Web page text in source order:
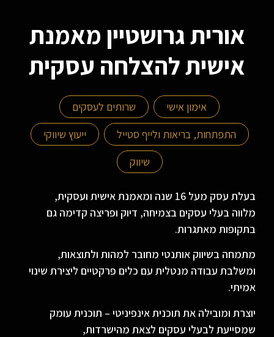
אורית גרושטיין מאמנת
אישית להצלחה עסקית
אימון אישי
שרותים לעסקים
התפתחות, בריאות ולייף סטייל
ייעוץ שיווקי
שיווק
בעלת עסק מעל 16 שנה ומאמנת אישית ועסקית,
מלווה בעלי עסקים בצמיחה, דיוק ופריצה קדימה גם
בתקופות מאתגרות.
מתמחה בשיווק אותנטי מחובר למהות ולתוצאות,
ומשלבת עבודה מנטלית עם כלים פרקטיים ליצירת שינוי
אמיתי.
יוצרת ומובילה את תוכנית אינפיניטי – תוכנית עומק
שמסייעת לבעלי עסקים לצאת מהישרדות,